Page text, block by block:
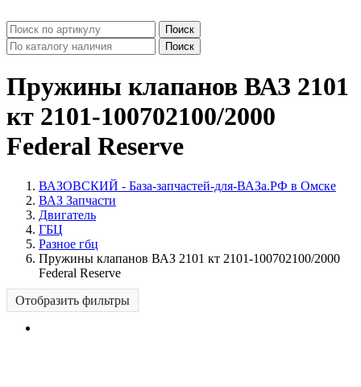
Поиск
Поиск
Пружины клапанов ВАЗ 2101
кт 2101-100702100/2000
Federal Reserve
ВАЗОВСКИЙ - База-запчастей-для-ВАЗа.РФ в Омске
ВАЗ Запчасти
Двигатель
ГБЦ
Разное гбц
Пружины клапанов ВАЗ 2101 кт 2101-100702100/2000
Federal Reserve
Отобразить фильтры